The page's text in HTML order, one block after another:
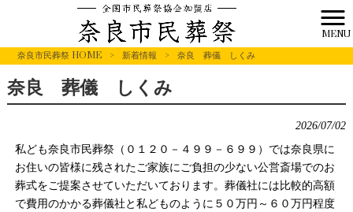
MENU
奈良市民葬祭 HOME
> 新着情報 > 奈良 葬儀 しくみ
奈良 葬儀 しくみ
2026/07/02
私ども奈良市民葬祭（０１２０－４９９－６９９）では奈良県に
お住いの皆様に残されたご家族にご負担の少ない公営斎場でのお
葬式をご提案させていただいております。葬儀社には比較的高額
で費用のかかる葬儀社と私どものように５０万円～６０万円程度